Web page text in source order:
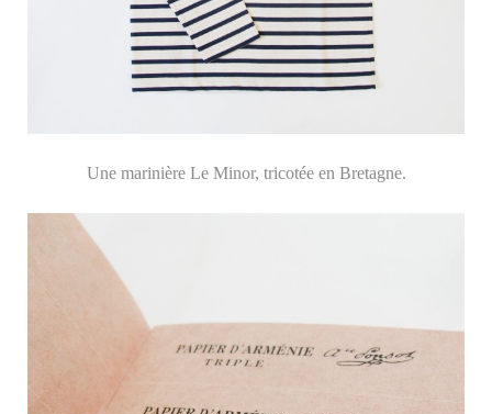
Une marinière Le Minor, tricotée en Bretagne.